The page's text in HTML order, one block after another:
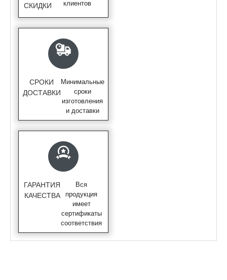
СКИДКИ
клиентов
СРОКИ
ДОСТАВКИ
Минимальные
сроки
изготовления
и доставки
ГАРАНТИЯ
КАЧЕСТВА
Вся
продукция
имеет
сертификаты
соответствия